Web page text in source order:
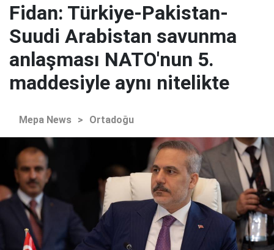
Fidan: Türkiye-Pakistan-
Suudi Arabistan savunma
anlaşması NATO'nun 5.
maddesiyle aynı nitelikte
Mepa News > Ortadoğu